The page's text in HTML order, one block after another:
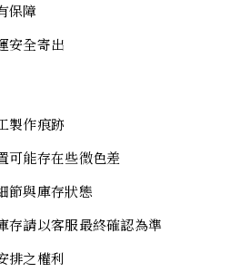
保障
安全寄出
製作痕跡
可能存在些微色差
節與庫存狀態
存請以客服最終確認為準
排之權利